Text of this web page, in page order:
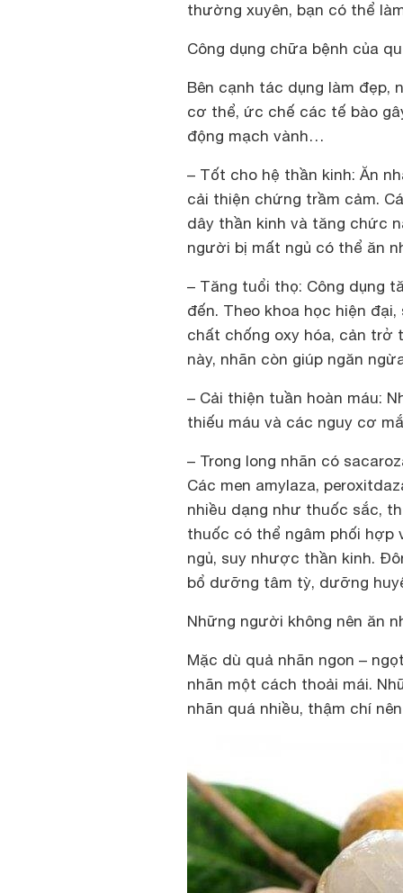
thường xuyên, bạn có thể
Công dụng chữa bệnh của
Bên cạnh tác dụng làm
cơ thể, ức chế các tế bào
động mạch vành…
– Tốt cho hệ thần kinh: Ăn
cải thiện chứng trầm cảm.
dây thần kinh và tăng chức
người bị mất ngủ có thể ăn
– Tăng tuổi thọ: Công dụng
đến. Theo khoa học hiện
chất chống oxy hóa, cản
này, nhãn còn giúp ngăn
– Cải thiện tuần hoàn máu:
thiếu máu và các nguy cơ
– Trong long nhãn có
Các men amylaza,
nhiều dạng như thuốc sắc,
thuốc có thể ngâm phối
ngủ, suy nhược thần kinh.
bổ dưỡng tâm tỳ, dưỡng
Những người không nên ăn
Mặc dù quả nhãn ngon –
nhãn một cách thoải mái.
nhãn quá nhiều, thậm chí